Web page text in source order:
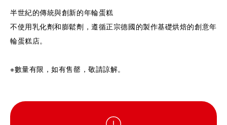
半世紀的傳統與創新的年輪蛋糕
不使用乳化劑和膨鬆劑，遵循正宗德國的製作基礎烘焙的創意年
輪蛋糕店。
※數量有限，如有售罄，敬請諒解。